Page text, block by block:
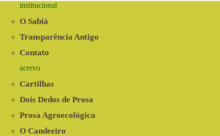
institucional
O Sabiá
Transparência Antigo
Contato
acervo
Cartilhas
Dois Dedos de Prosa
Prosa Agroecológica
O Candeeiro